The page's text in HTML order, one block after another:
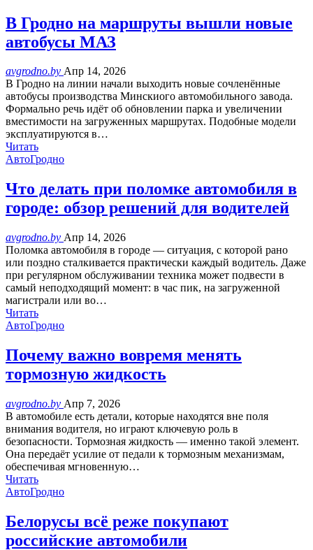
В Гродно на маршруты вышли новые
автобусы МАЗ
avgrodno.by Апр 14, 2026
В Гродно на линии начали выходить новые сочленённые
автобусы производства Минскиого автомобильного завода.
Формально речь идёт об обновлении парка и увеличении
вместимости на загруженных маршрутах. Подобные модели
эксплуатируются в…
Читать
АвтоГродно
Что делать при поломке автомобиля в
городе: обзор решений для водителей
avgrodno.by Апр 14, 2026
Поломка автомобиля в городе — ситуация, с которой рано
или поздно сталкивается практически каждый водитель. Даже
при регулярном обслуживании техника может подвести в
самый неподходящий момент: в час пик, на загруженной
магистрали или во…
Читать
АвтоГродно
Почему важно вовремя менять
тормозную жидкость
avgrodno.by Апр 7, 2026
В автомобиле есть детали, которые находятся вне поля
внимания водителя, но играют ключевую роль в
безопасности. Тормозная жидкость — именно такой элемент.
Она передаёт усилие от педали к тормозным механизмам,
обеспечивая мгновенную…
Читать
АвтоГродно
Белорусы всё реже покупают
российские автомобили